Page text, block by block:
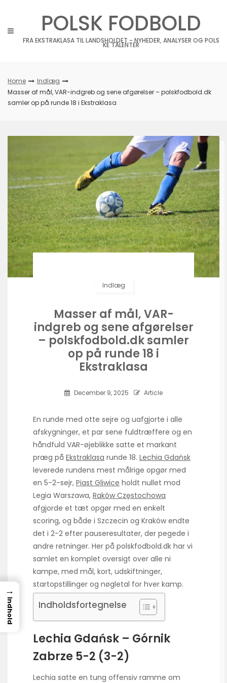
POLSK FODBOLD
FRA EKSTRAKLASA TIL LANDSHOLDET - NYHEDER, ANALYSER OG POLS
KE TALENTER
Home
Indlæg
Masser af mål, VAR-indgreb og sene afgørelser – polskfodbold.dk
samler op på runde 18 i Ekstraklasa
Indlæg
Masser af mål, VAR-
indgreb og sene afgørelser
– polskfodbold.dk samler
op på runde 18 i
Ekstraklasa
December 9, 2025 Article
En runde med otte sejre og uafgjorte i alle
afskygninger, et par sene fuldtræffere og en
håndfuld VAR-øjeblikke satte et markant
præg på Ekstraklasa runde 18. Lechia Gdańsk
leverede rundens mest målrige opgør med
en 5-2-sejr, Piast Gliwice holdt nullet mod
Legia Warszawa, Raków Częstochowa
afgjorde et tæt opgør med en enkelt
scoring, og både i Szczecin og Kraków endte
det i 2-2 efter pauseresultater, der pegede i
andre retninger. Her på polskfodbold.dk har vi
samlet en komplet oversigt over alle ni
kampe, med mål, kort, udskiftninger,
startopstillinger og nøgletal for hver kamp.
Indholdsfortegnelse
Lechia Gdańsk – Górnik
Zabrze 5-2 (3-2)
Lechia satte en tung offensiv ramme om
→
Indhold